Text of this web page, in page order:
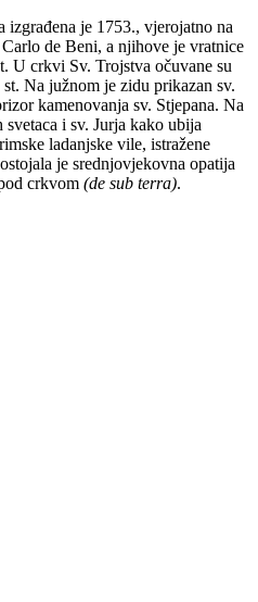
izgrađena je 1753., vjerojatno na
de Beni, a njihove je vratnice
U crkvi Sv. Trojstva očuvane su
Na južnom je zidu prikazan sv.
kamenovanja sv. Stjepana. Na
i sv. Jurja kako ubija
ladanjske vile, istražene
je srednjovjekovna opatija
crkvom (de sub terra).